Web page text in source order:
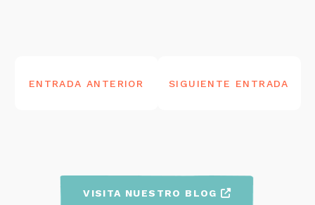
DEENTRADA ANTERIOR SIGUIENTE ENTRADA
VISITA NUESTRO BLOG